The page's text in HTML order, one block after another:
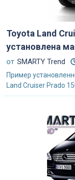
Toyota Land
установлена
от SMARTY Trend
Пример
Land Cruiser Prado